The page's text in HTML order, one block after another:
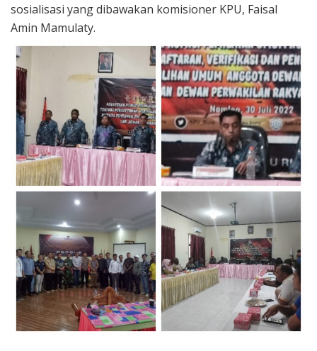
sosialisasi yang dibawakan komisioner KPU, Faisal
Amin Mamulaty.